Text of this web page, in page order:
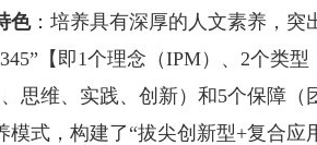
色：培养具有深厚的人文素养，突
”【即1个理念（IPM）、 2个类型
思维、实践、创新）和5个保障（
模式，构建了“拔尖创新型+复合应